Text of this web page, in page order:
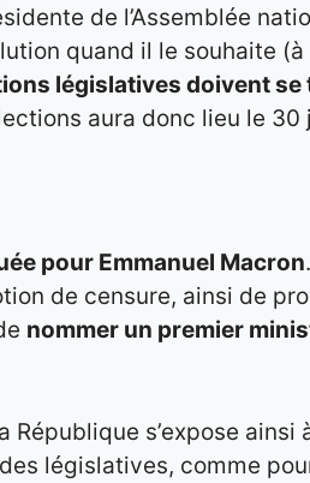
de l’Assemblée
quand il le souhaite
législatives doivent
aura donc lieu le
pour Emmanuel Macron
de censure, ainsi de
nommer un premier
s’expose
législatives, comme